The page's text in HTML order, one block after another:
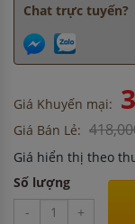
Chat trực tuyến?
Giá Khuyến mại:
Giá Bán Lẻ:
Giá hiển thị theo
Số lượng
-
+